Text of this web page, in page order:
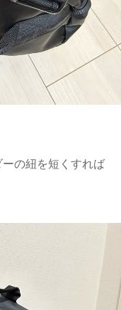
の紐を短くすれば